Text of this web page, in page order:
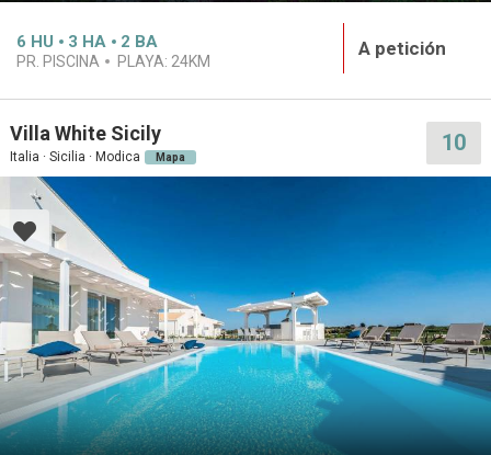
6 HU 3 HA 2 BA
PR. PISCINA PLAYA: 24KM
A petición
Villa White Sicily
Italia · Sicilia · Modica Mapa
10